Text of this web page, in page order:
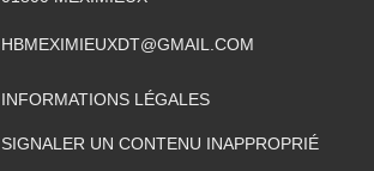
HBMEXIMIEUXDT@GMAIL.COM
INFORMATIONS LÉGALES
SIGNALER UN CONTENU INAPPROPRIÉ